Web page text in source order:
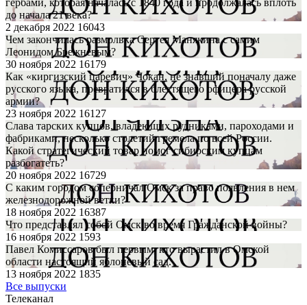
до начала 21 века?
2 декабря 2022 16043
Чем закончилась размолвка Сергея Манякина с самим
Леонидом Брежневым?
30 ноября 2022 16179
Как «киргизский царевич» Чокан, не знавший поначалу даже
русского языка, превратился в блестящего офицера русской
армии?
23 ноября 2022 16127
Слава тарских купцов, владеющих рудниками, пароходами и
фабриками, несколько столетий гремела по всей России.
Какой стратегический товар помог сибирским купцам
разбогатеть?
20 ноября 2022 16729
С каким городом соперничал Омск за право появления в нем
железнодорожной ветки?
18 ноября 2022 16387
Что представлял собой Омск во время Гражданской войны?
16 ноября 2022 1593
Павел Комиссаров был первым, кто вырастил в Омской
области настоящий яблоневый сад.
13 ноября 2022 1835
Все выпуски
Телеканал